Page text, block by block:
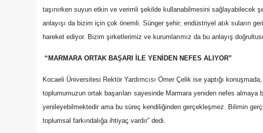
taşınırken suyun etkin ve verimli şekilde kullanabilmesini sağlayabilecek
anlayışı da bizim için çok önemli. Sünger şehir; endüstriyel atık suların
hareket ediyor. Bizim şirketlerimiz ve kurumlarımız da bu anlayış
“MARMARA ORTAK BAŞARI İLE YENİDEN NEFES ALIYOR”
Kocaeli Üniversitesi Rektör Yardımcısı Ömer Çelik ise yaptığı
toplumumuzun ortak başarıları sayesinde Marmara yeniden nefes almaya
yenileyebilmektedir ama bu süreç kendiliğinden gerçekleşmez. Bilimin
toplumsal farkındalığa ihtiyaç vardır” dedi.